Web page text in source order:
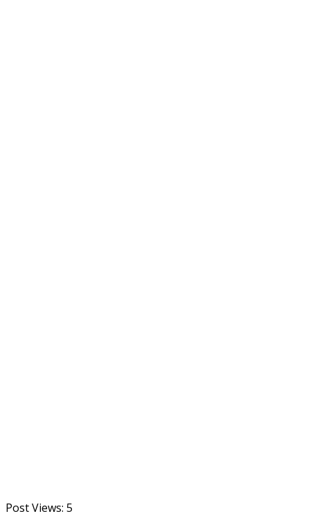
Post Views: 5